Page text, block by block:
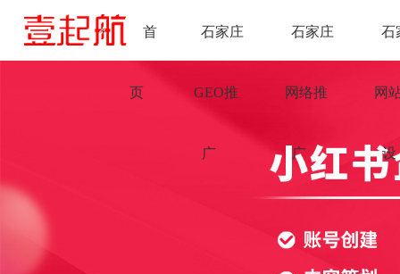
首
页
石家庄
GEO推
广
石家庄
网络推
广
石
网
设